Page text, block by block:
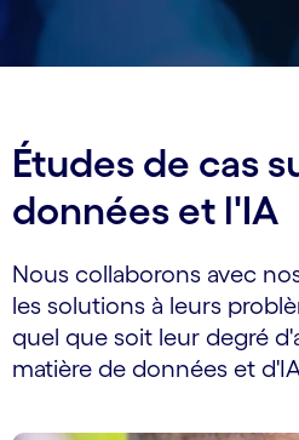
Études de cas
données et l'IA
Nous collaborons avec
les solutions à leurs
quel que soit leur degré
matière de données et